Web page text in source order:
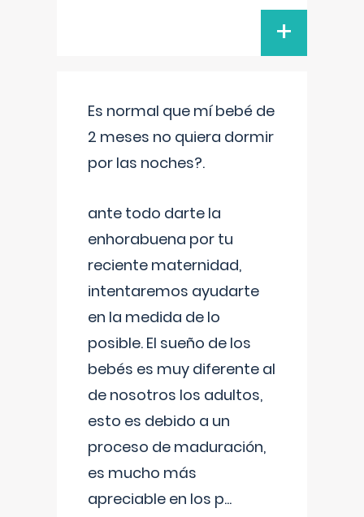
+
Es normal que mí bebé de
2 meses no quiera dormir
por las noches?.
ante todo darte la
enhorabuena por tu
reciente maternidad,
intentaremos ayudarte
en la medida de lo
posible. El sueño de los
bebés es muy diferente al
de nosotros los adultos,
esto es debido a un
proceso de maduración,
es mucho más
apreciable en los p...